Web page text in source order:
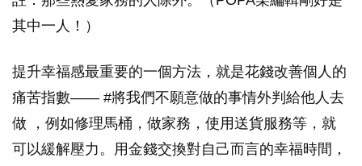
其中一人！）
提升幸福感最重要的一個方法，就是花錢改善個人的
痛苦指數—— #將我們不願意做的事情外判給他人去
做 ，例如修理馬桶，做家務，使用送貨服務等，就
可以緩解壓力。用金錢交換對自己而言的幸福時間，